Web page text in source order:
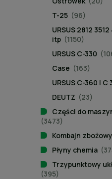
T-25 (96)
URSUS 2812
itp (1150)
URSUS C-330
Case (163)
URSUS C-360 i C
DEUTZ (23)
Części do
(3473)
Kombajn zbożowy
Płyny chemia
Trzypunktowy
(395)